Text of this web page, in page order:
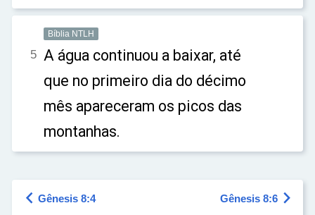
Bíblia NTLH
5 A água continuou a baixar, até
que no primeiro dia do décimo
mês apareceram os picos das
montanhas.
 Gênesis 8:4 Gênesis 8:6 